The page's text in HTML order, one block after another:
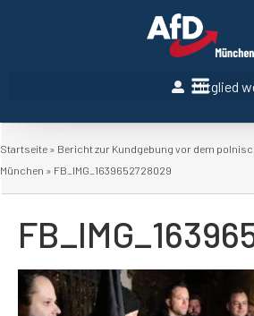
Mitglied
Startseite » Bericht zur Kundgebung vor dem
München » FB_IMG_1639652728029